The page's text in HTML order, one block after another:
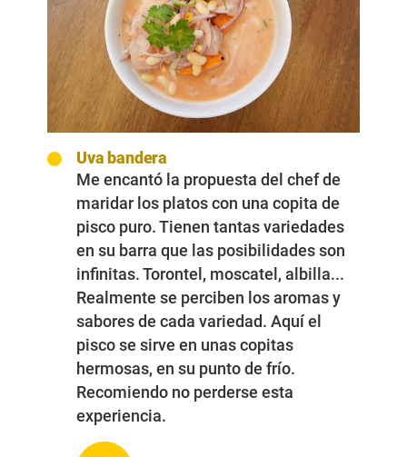
Uva bandera
Me encantó la propuesta del chef de
maridar los platos con una copita de
pisco puro. Tienen tantas variedades
en su barra que las posibilidades son
infinitas. Torontel, moscatel, albilla...
Realmente se perciben los aromas y
sabores de cada variedad. Aquí el
pisco se sirve en unas copitas
hermosas, en su punto de frío.
Recomiendo no perderse esta
experiencia.